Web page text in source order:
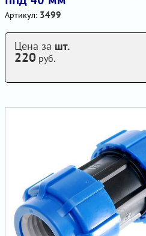
Артикул: 3499
Цена за шт.
220 руб.